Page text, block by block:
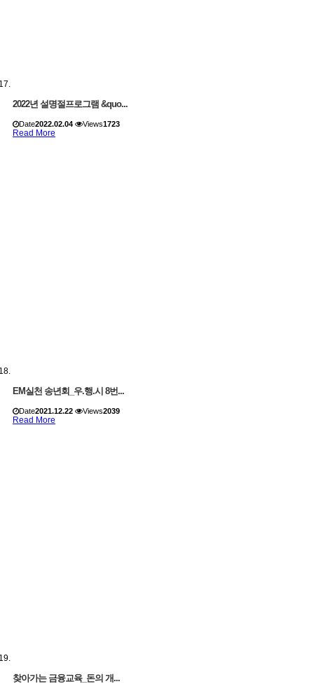
2022년 설명절프로그램 &quo...
Date2022.02.04 Views1723
Read More
EM실천 송년회_우.행.시 8번...
Date2021.12.22 Views2039
Read More
찾아가는 금융교육_돈의 개...